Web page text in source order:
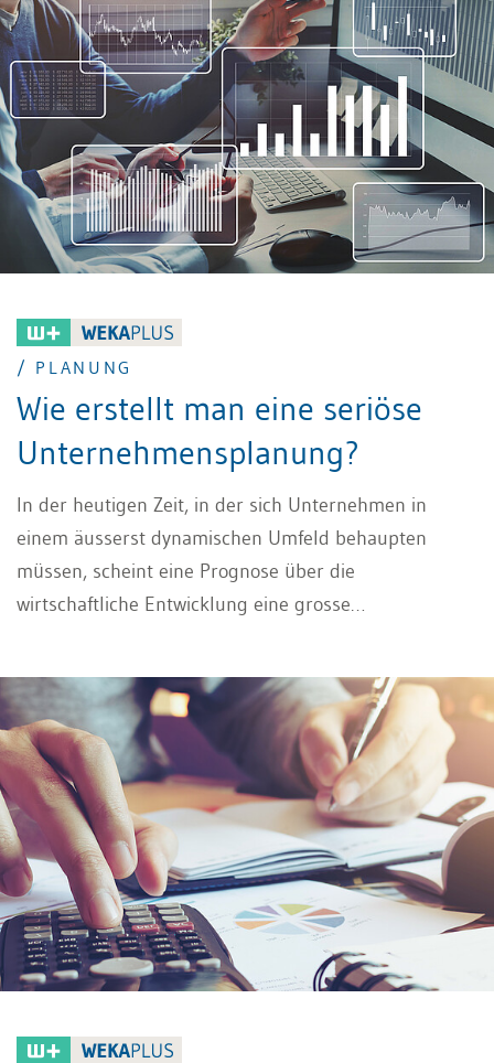
Wertschöpfungskette in eine gewünschte Richtung zu
lenken. Die dafür zu entwickelnden Planungs- und
Budgetierungsverfahren müssen auch der Tatsache
Rechnung tragen, dass das Ergebnis der
wirtschaftlichen Tätigkeit nicht allein vom optimalen
Einsatz der Produktionsfaktoren abhängig ist.
/ PLANUNG
Wie erstellt man eine seriöse
Unternehmensplanung?
In der heutigen Zeit, in der sich Unternehmen in
einem äusserst dynamischen Umfeld behaupten
müssen, scheint eine Prognose über die
wirtschaftliche Entwicklung eine grosse
daher sollte man nicht auf die Planung verzichten.
Der folgende Beitrag zeigt Ihnen, auf was Sie achten
müssen, damit der Forecast gelingt.